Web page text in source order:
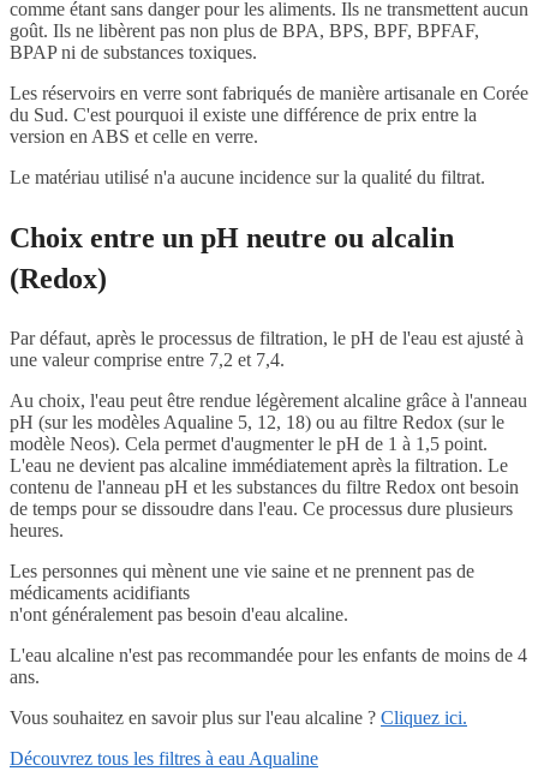
comme étant sans danger pour les aliments. Ils ne transmettent aucun
goût. Ils ne libèrent pas non plus de BPA, BPS, BPF, BPFAF,
BPAP ni de substances toxiques.
Les réservoirs en verre sont fabriqués de manière artisanale en Corée
du Sud. C'est pourquoi il existe une différence de prix entre la
version en ABS et celle en verre.
Le matériau utilisé n'a aucune incidence sur la qualité du filtrat.
Choix entre un pH neutre ou alcalin
(Redox)
Par défaut, après le processus de filtration, le pH de l'eau est ajusté à
une valeur comprise entre 7,2 et 7,4.
Au choix, l'eau peut être rendue légèrement alcaline grâce à l'anneau
pH (sur les modèles Aqualine 5, 12, 18) ou au filtre Redox (sur le
modèle Neos). Cela permet d'augmenter le pH de 1 à 1,5 point.
L'eau ne devient pas alcaline immédiatement après la filtration. Le
contenu de l'anneau pH et les substances du filtre Redox ont besoin
de temps pour se dissoudre dans l'eau. Ce processus dure plusieurs
heures.
Les personnes qui mènent une vie saine et ne prennent pas de
médicaments acidifiants
n'ont généralement pas besoin d'eau alcaline.
L'eau alcaline n'est pas recommandée pour les enfants de moins de 4
ans.
Vous souhaitez en savoir plus sur l'eau alcaline ? Cliquez ici.
Découvrez tous les filtres à eau Aqualine